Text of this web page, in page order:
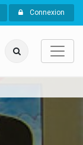
Connexion